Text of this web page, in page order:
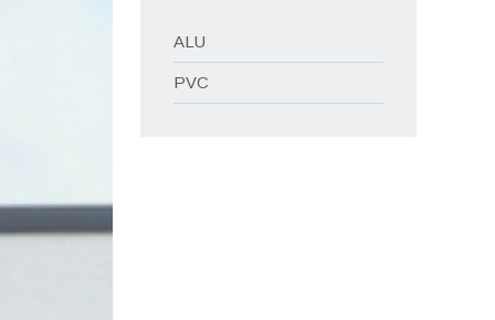
ALU
PVC